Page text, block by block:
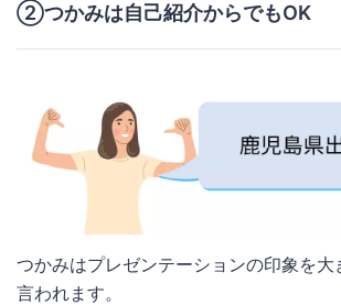
②つかみは自己紹介からでもOK
つかみはプレゼンテーションの印象を大
言われます。